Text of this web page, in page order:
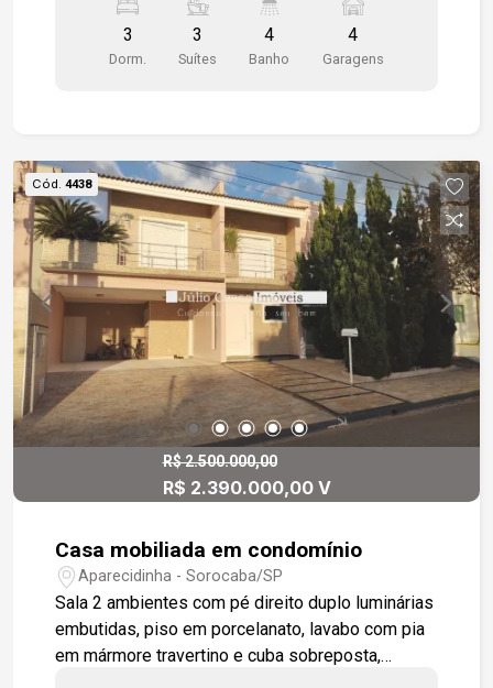
e lavanderia ampla Quartinho de despejo Piscina
Banheiro completo na área da piscina Espaço
gourmet integrado com a sala de jantar e piscina
3
Dorm.
3
Suítes
4
Banho
4
Garagens
Cód. 4438
R$ 2.500.000,00
R$ 2.390.000,00 V
Casa mobiliada em condomínio
Aparecidinha - Sorocaba/SP
Sala 2 ambientes com pé direito duplo luminárias
embutidas, piso em porcelanato, lavabo com pia
em mármore travertino e cuba sobreposta,